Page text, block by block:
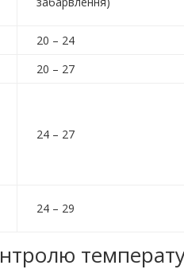
20 – 24
20 – 27
24 – 27
24 – 29